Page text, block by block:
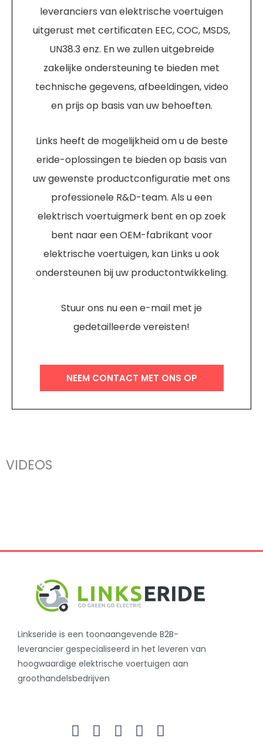
leveranciers van elektrische voertuigen
uitgerust met certificaten EEC, COC, MSDS,
UN38.3 enz. En we zullen uitgebreide
zakelijke ondersteuning te bieden met
technische gegevens, afbeeldingen, video
en prijs op basis van uw behoeften.
Links heeft de mogelijkheid om u de beste
eride-oplossingen te bieden op basis van
uw gewenste productconfiguratie met ons
professionele R&D-team. Als u een
elektrisch voertuigmerk bent en op zoek
bent naar een OEM-fabrikant voor
elektrische voertuigen, kan Links u ook
ondersteunen bij uw productontwikkeling.
Stuur ons nu een e-mail met je
gedetailleerde vereisten!
NEEM CONTACT MET ONS OP
VIDEOS
Linkseride is een toonaangevende B2B-
leverancier gespecialiseerd in het leveren van
hoogwaardige elektrische voertuigen aan
groothandelsbedrijven